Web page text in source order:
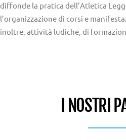
diffonde la pratica dell’Atletica
l’organizzazione di corsi e
inoltre, attività ludiche, di
I NOSTRI